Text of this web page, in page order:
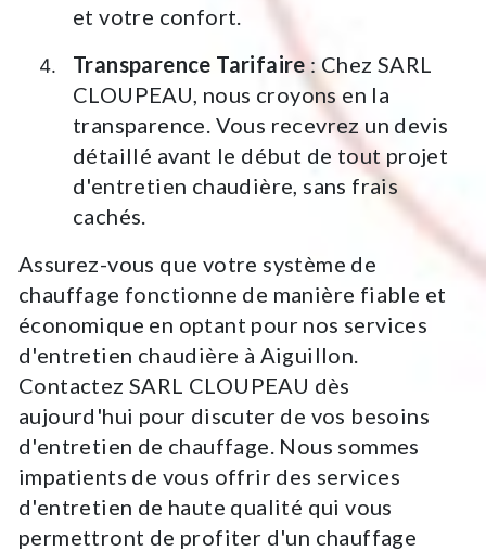
et votre confort.
Transparence Tarifaire : Chez SARL
CLOUPEAU, nous croyons en la
transparence. Vous recevrez un devis
détaillé avant le début de tout projet
d'entretien chaudière, sans frais
cachés.
Assurez-vous que votre système de
chauffage fonctionne de manière fiable et
économique en optant pour nos services
d'entretien chaudière à Aiguillon.
Contactez SARL CLOUPEAU dès
aujourd'hui pour discuter de vos besoins
d'entretien de chauffage. Nous sommes
impatients de vous offrir des services
d'entretien de haute qualité qui vous
permettront de profiter d'un chauffage